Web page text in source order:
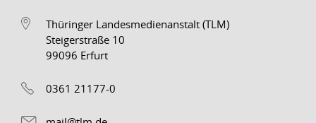
Thüringer Landesmedienanstalt (TLM)
Steigerstraße 10
99096 Erfurt
0361 21177-0